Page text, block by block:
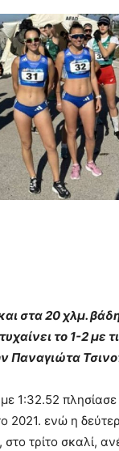
στα 20 χλμ.
το 1-2 με
Παναγιώτα
1:32.52
2021. ενώ η
τρίτο σκαλί,